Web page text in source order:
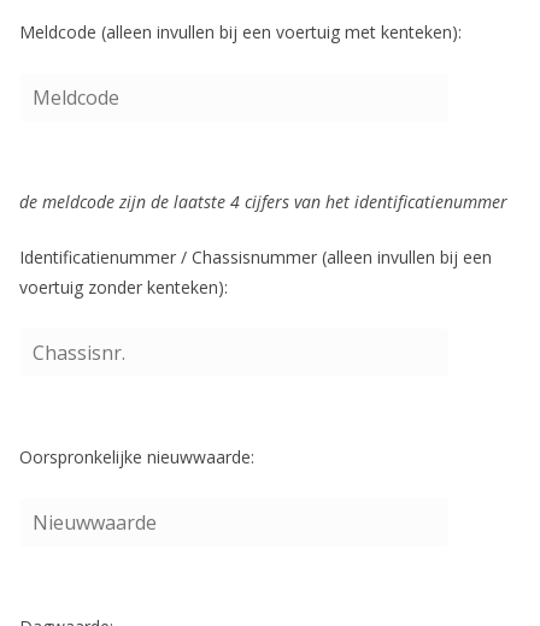
Meldcode (alleen invullen bij een voertuig met kenteken):
de meldcode zijn de laatste 4 cijfers van het identificatienummer
Identificatienummer / Chassisnummer (alleen invullen bij een
voertuig zonder kenteken):
Oorspronkelijke nieuwwaarde: